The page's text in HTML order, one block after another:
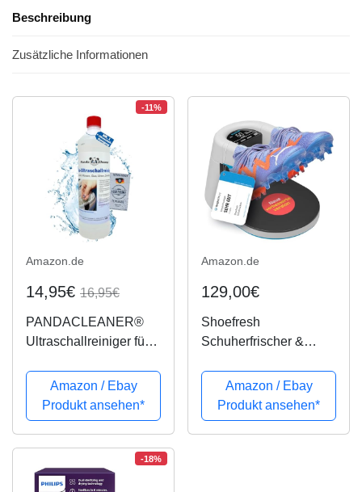
Beschreibung
Zusätzliche Informationen
-11%
Amazon.de
14,95€ 16,95€
PANDACLEANER®
Ultraschallreiniger für
Konzentrat für Brillen,
Schmuck,
Dentalprodukte, Gold,
Münzen, Glas,
uvm. | 1000ml
Amazon / Ebay
Produkt ansehen*
Amazon.de
129,00€
Shoefresh
Schuherfrischer &
Elektrisch |
Skischuhtrockner /
Schuhtrockner
skischuhe /
Amazon / Ebay
Produkt ansehen*
-18%